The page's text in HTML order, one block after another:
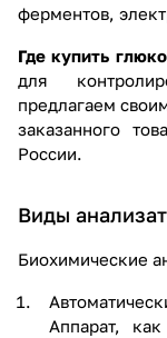
ферментов,
Где купить
для
предлагаем
заказанного
России.
Виды
Биохимические
Аппарат,